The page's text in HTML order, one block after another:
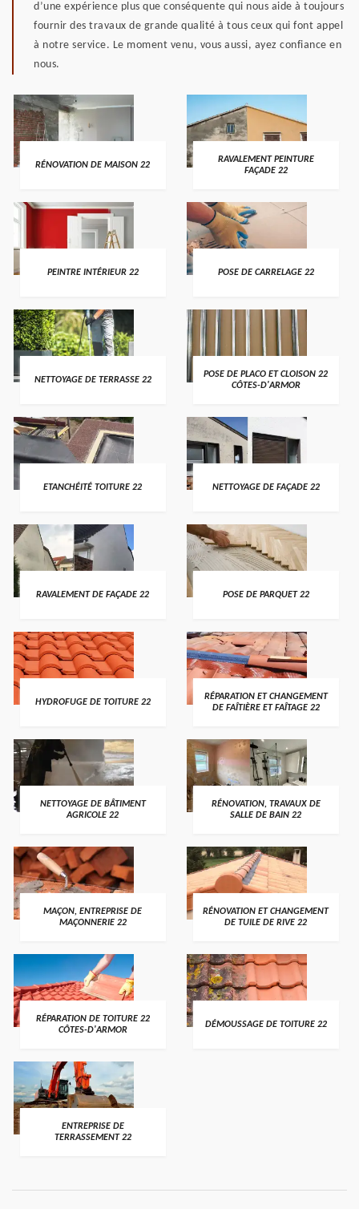
d’une expérience plus que conséquente qui nous aide à toujours
fournir des travaux de grande qualité à tous ceux qui font appel
à notre service. Le moment venu, vous aussi, ayez confiance en
nous.
RÉNOVATION DE MAISON 22
RAVALEMENT PEINTURE
FAÇADE 22
PEINTRE INTÉRIEUR 22 POSE DE CARRELAGE 22
NETTOYAGE DE TERRASSE 22
POSE DE PLACO ET CLOISON 22
CÔTES-D'ARMOR
ETANCHÉITÉ TOITURE 22 NETTOYAGE DE FAÇADE 22
RAVALEMENT DE FAÇADE 22 POSE DE PARQUET 22
HYDROFUGE DE TOITURE 22
RÉPARATION ET CHANGEMENT
DE FAÎTIÈRE ET FAÎTAGE 22
NETTOYAGE DE BÂTIMENT
AGRICOLE 22
RÉNOVATION, TRAVAUX DE
SALLE DE BAIN 22
MAÇON, ENTREPRISE DE
MAÇONNERIE 22
RÉNOVATION ET CHANGEMENT
DE TUILE DE RIVE 22
RÉPARATION DE TOITURE 22
CÔTES-D'ARMOR
DÉMOUSSAGE DE TOITURE 22
ENTREPRISE DE
TERRASSEMENT 22